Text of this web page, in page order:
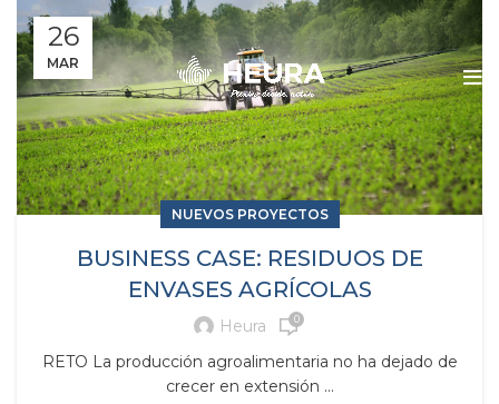
26
MAR
NUEVOS PROYECTOS
BUSINESS CASE: RESIDUOS DE
ENVASES AGRÍCOLAS
Heura 0
RETO La producción agroalimentaria no ha dejado de
crecer en extensión ...